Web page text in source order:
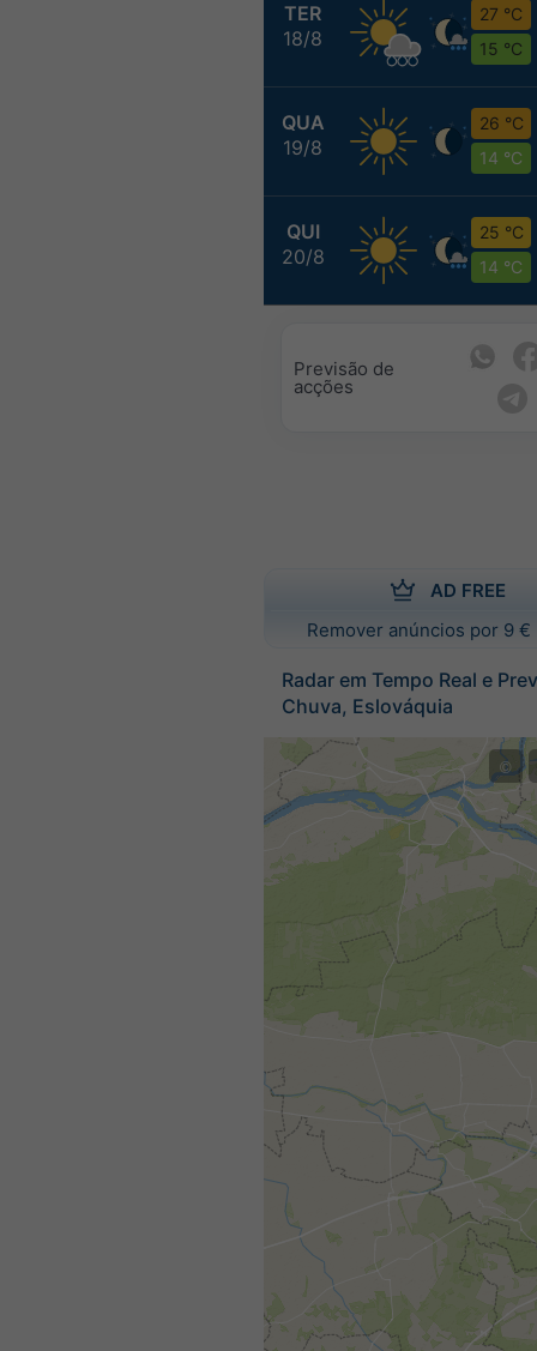
TER
18/8
27 °C
15 °C
QUA
19/8
26 °C
14 °C
QUI
20/8
25 °C
14 °C
Previsão de
acções
AD FREE
Remover anúncios por 9 €
Radar em Tempo Real e
Chuva, Eslováquia
©